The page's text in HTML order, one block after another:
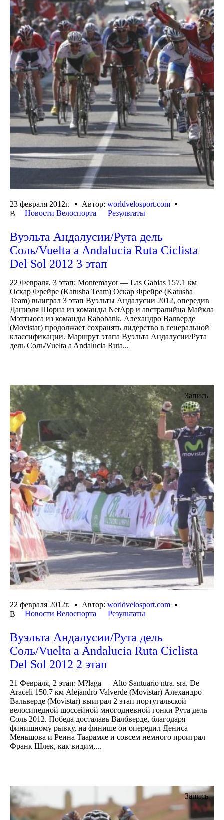
23 февраля 2012г. Автор: worldvelosport.com
В
Новости Велоспорта Результаты
Вуэльта Андалусии/Рута дель
Соль/Vuelta a Andalucia Ruta Ciclista
Del Sol 2012 3 этап
22 Февраля, 3 этап: Montemayor — Las Gabias 157.1 км
Оскар Фрейре (Katusha Team) Оскар Фрейре (Katusha
Team) выиграл 3 этап Вуэльты Андалусии 2012, опередив
Даниэля Шорна из команды NetApp и австралийца Майкла
Мэттьюса из команды Rabobank. Алехандро Валверде
(Movistar) продолжает сохранять лидерство в генеральной
классификации. Маршрут этапа Вуэльта Андалусии/Рута
дель Соль/Vuelta a Andalucia Ruta...
Запись
22 февраля 2012г. Автор: worldvelosport.com
В
Новости Велоспорта Результаты
Вуэльта Андалусии/Рута дель
Соль/Vuelta a Andalucia Ruta Ciclista
Del Sol 2012 2 этап
21 Февраля, 2 этап: M?laga — Alto Santuario ntra. sra. De
Araceli 150.7 км Alejandro Valverde (Movistar) Алехандро
Вальверде (Movistar) выиграл 2 этап португальской
велосипедной шоссейной многодневной гонки Рута дель
Соль 2012. Победа досталавь Валбверде, благодаря
финишному рывку, на финише он опередил Дениса
Меньшова и Реина Таарамяе и совсем немного проиграл
Франк Шлек, как видим,...
Запись